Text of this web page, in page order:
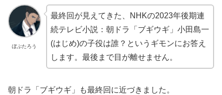
ぼぶたろう
最終回が見えてきた、NHKの2023年後期連
続テレビ小説：朝ドラ「ブギウギ」小田島一
(はじめ)の子役は誰？というギモンにお答え
します。最後まで目が離せません。
朝ドラ「ブギウギ」も最終回に近づきました。